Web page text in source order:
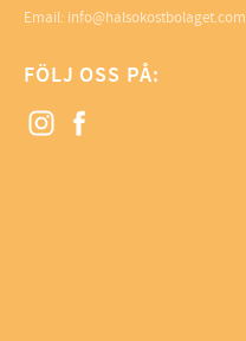
Email: info@halsokostbolaget.com
FÖLJ OSS PÅ: